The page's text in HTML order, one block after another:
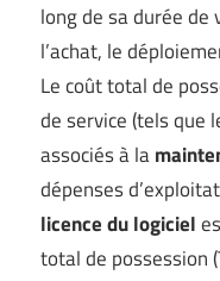
long de sa durée de
l’achat, le
Le coût total de
de service (tels que
associés à la
dépenses
licence du logiciel
total de possession